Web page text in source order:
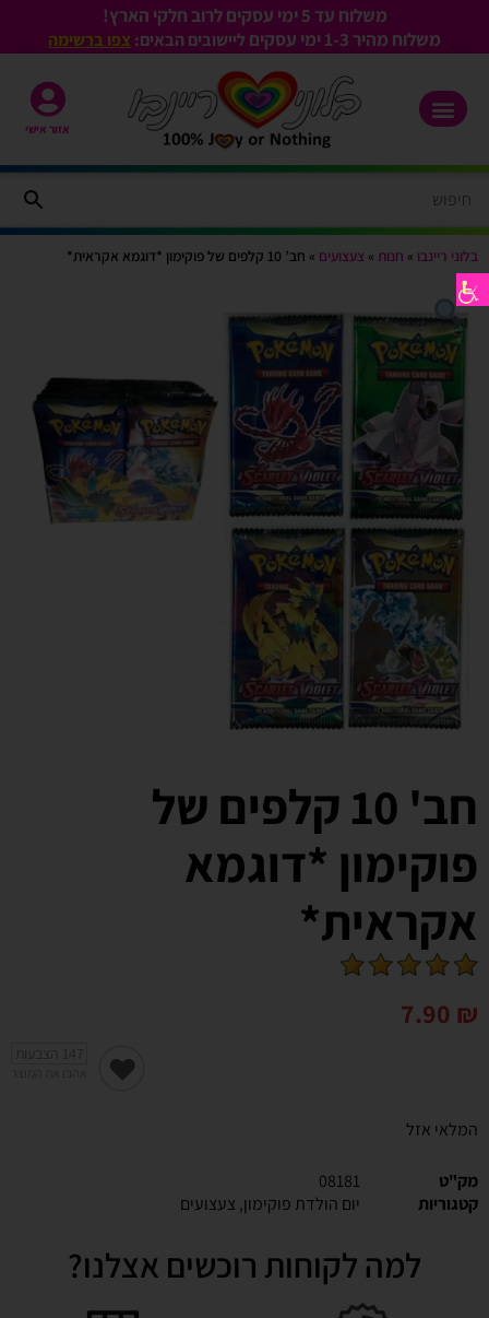
משלוח עד 5 ימי עסקים לרוב חלקי הארץ!
משלוח מהיר 1-3
ימי עסקים ליישובים הבאים: צפו ברשימה
אזור אישי
בלוני ריינבו » חנות » צעצועים » חב’ 10 קלפים של פוקימון *דוגמא אקראית*
חב' 10 קלפים של
פוקימון *דוגמא
אקראית*
7.90 ₪
המלאי אזל
מק"ט
08181
קטגוריות
יום הולדת פוקימון, צעצועים
למה לקוחות רוכשים אצלנו?